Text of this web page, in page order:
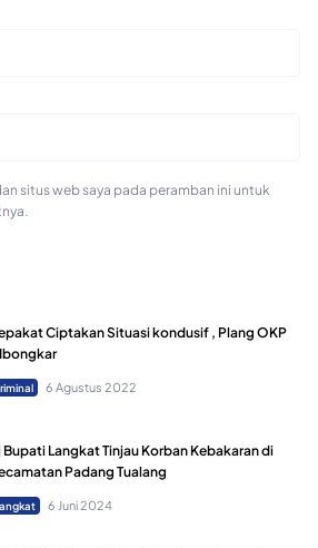
situs web saya pada peramban ini untuk
Ciptakan Situasi kondusif , Plang OKP
6 Agustus 2022
Bupati Langkat Tinjau Korban Kebakaran di
Padang Tualang
6 Juni 2024